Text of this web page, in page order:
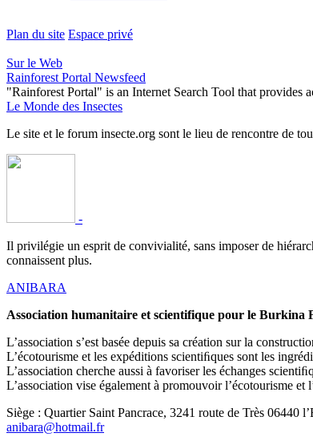
Plan du site Espace privé
Sur le Web
Rainforest Portal Newsfeed
"Rainforest Portal" is an Internet Search Tool that provides
Le Monde des Insectes
Le site et le forum insecte.org sont le lieu de rencontre de
-
Il privilégie un esprit de convivialité, sans imposer de
connaissent plus.
ANIBARA
Association humanitaire et scientifique pour le Burkina
L’association s’est basée depuis sa création sur la
L’écotourisme et les expéditions scientiﬁques sont les
L’association cherche aussi à favoriser les échanges
L’association vise également à promouvoir l’écotourisme et
Siège : Quartier Saint Pancrace, 3241 route de Très 06440
anibara@hotmail.fr